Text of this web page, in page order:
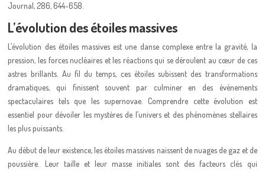
Journal, 286, 644-658.
L’évolution des étoiles massives
L’évolution des étoiles massives est une danse complexe entre la gravité, la
pression, les forces nucléaires et les réactions qui se déroulent au cœur de ces
astres brillants. Au fil du temps, ces étoiles subissent des transformations
dramatiques, qui finissent souvent par culminer en des événements
spectaculaires tels que les supernovae. Comprendre cette évolution est
essentiel pour dévoiler les mystères de l’univers et des phénomènes stellaires
les plus puissants.
Au début de leur existence, les étoiles massives naissent de nuages de gaz et de
poussière. Leur taille et leur masse initiales sont des facteurs clés qui